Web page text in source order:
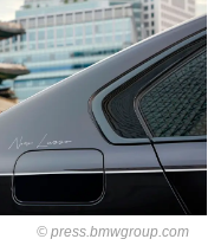
press.bmwgroup.com